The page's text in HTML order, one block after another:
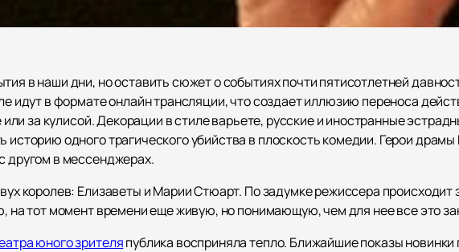
в наши дни, но оставить сюжет о событиях почти пятисотлетней
идут в формате онлайн трансляции, что создает иллюзию переноса
за кулисой. Декорации в стиле варьете, русские и иностранные
историю одного трагического убийства в плоскость комедии. Герои
другом в мессенджерах.
королев: Елизаветы и Марии Стюарт. По задумке режиссера происходит
на тот момент времени еще живую, но понимающую, чем для нее все это
юного зрителяпублика восприняла тепло. Ближайшие показы новинки